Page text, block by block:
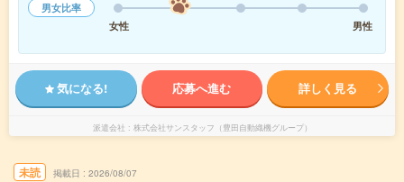
男女比率
女性
男性
気になる! 応募へ進む 詳しく見る
派遣会社 株式会社サンスタッフ（豊田自動織機グループ）
未読 掲載日 2026/08/07